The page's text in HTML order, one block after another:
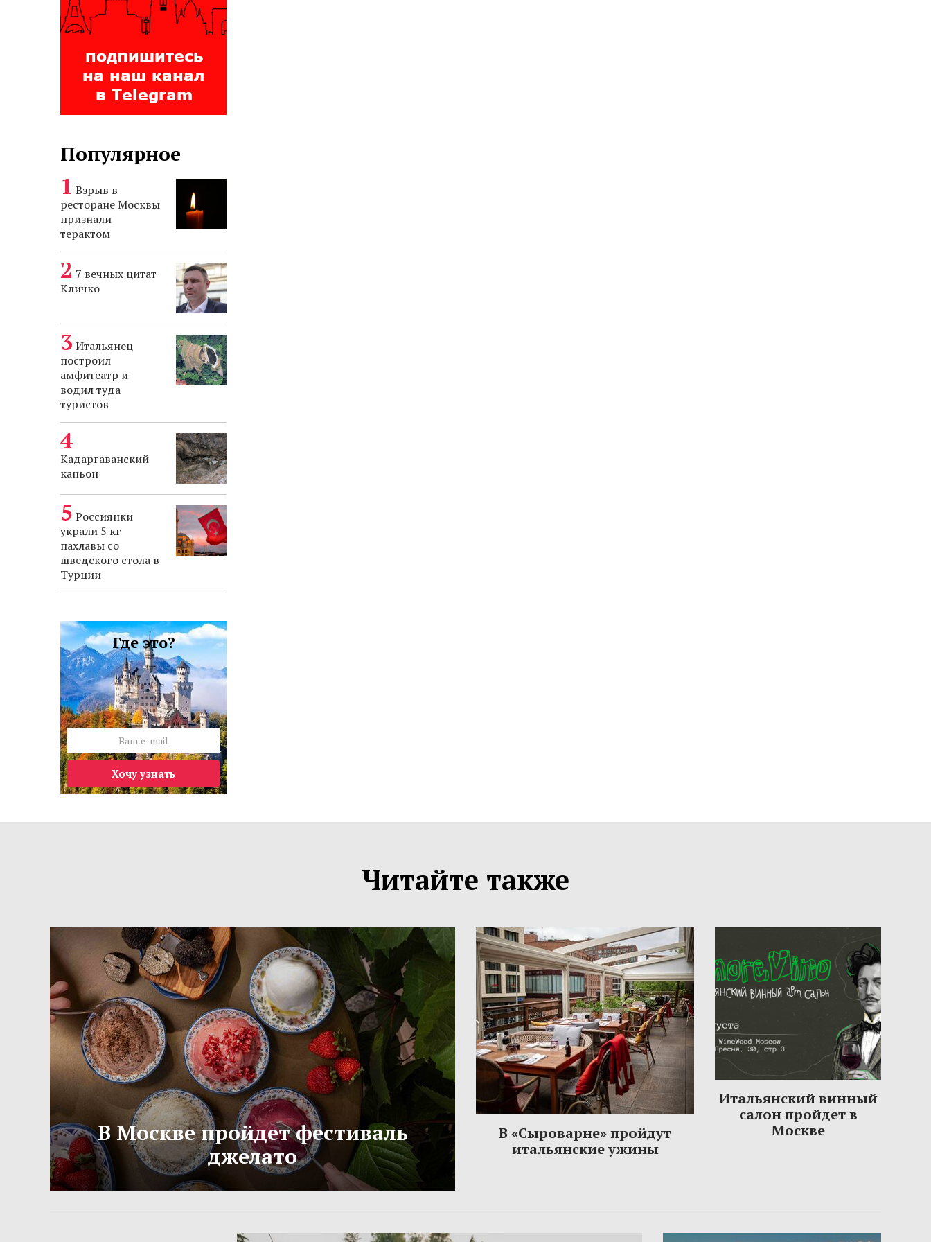
Популярное
Взрыв в
ресторане Москвы
признали
терактом
7 вечных цитат
Кличко
Итальянец
построил
амфитеатр и
водил туда
туристов
Кадаргаванский
каньон
Россиянки
украли 5 кг
пахлавы со
шведского стола в
Турции
Где это?
Хочу узнать
Читайте также
В Москве пройдет фестиваль
джелато
В «Сыроварне» пройдут
итальянские ужины
Итальянский винный
салон пройдет в
Москве